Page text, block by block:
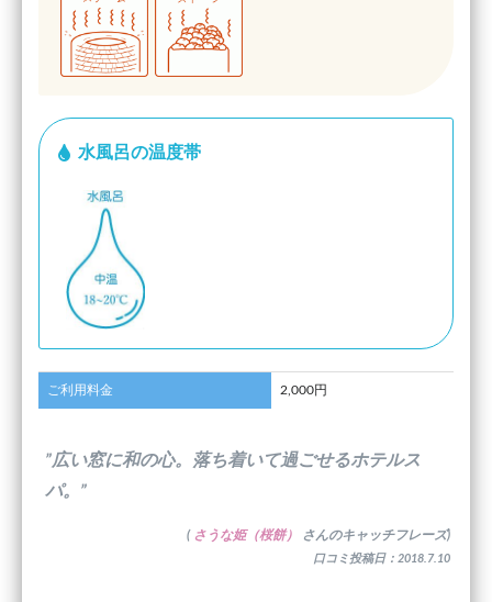
水風呂の温度帯
ご利用料金 2,000円
”広い窓に和の心。落ち着いて過ごせるホテルス
パ。”
( さうな姫（桜餅） さんのキャッチフレーズ)
口コミ投稿日：2018.7.10